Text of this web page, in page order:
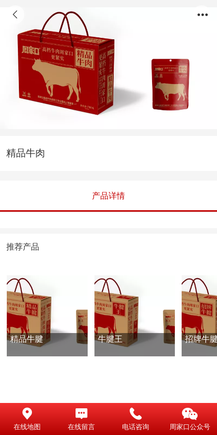
精品牛肉
产品详情
推荐产品
精品牛腱 牛腱王 招牌牛
在线地图 在线留言 电话咨询 周家口公众号